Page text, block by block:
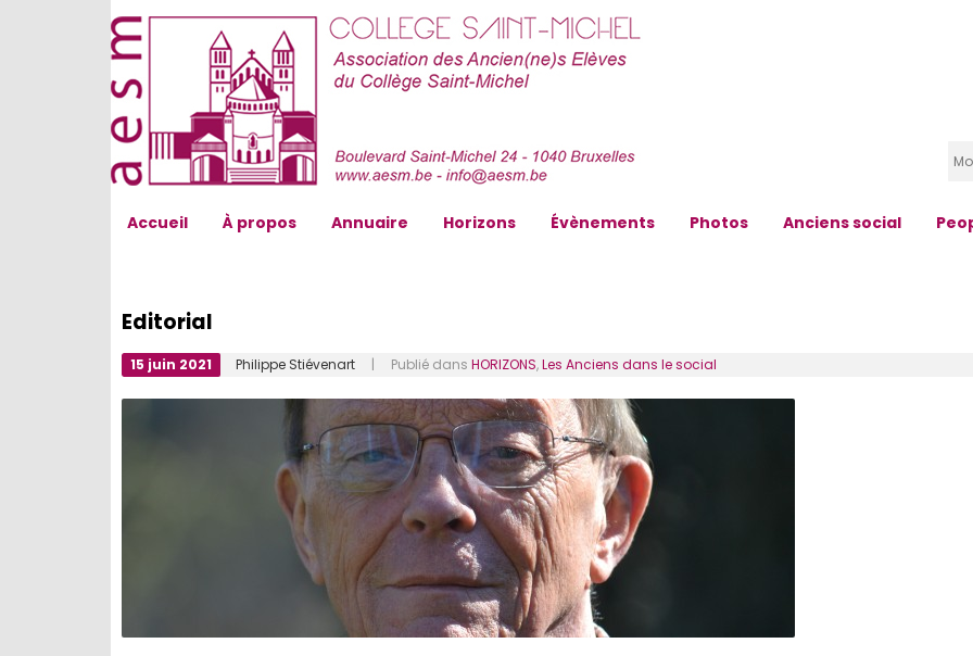
Accueil À propos Annuaire Horizons Évènements Photos Anciens social
Editorial
15 juin 2021 Philippe Stiévenart | Publié dans HORIZONS,Les Anciens dans le social